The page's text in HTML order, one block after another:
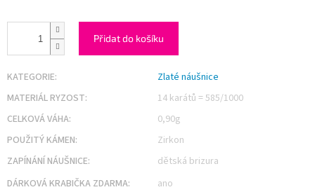
Přidat do košíku
KATEGORIE:
Zlaté náušnice
MATERIÁL RYZOST:
14 karátů = 585/1000
CELKOVÁ VÁHA:
0,90g
POUŽITÝ KÁMEN:
Zirkon
ZAPÍNÁNÍ NÁUŠNICE:
dětská brizura
DÁRKOVÁ KRABIČKA ZDARMA: ano